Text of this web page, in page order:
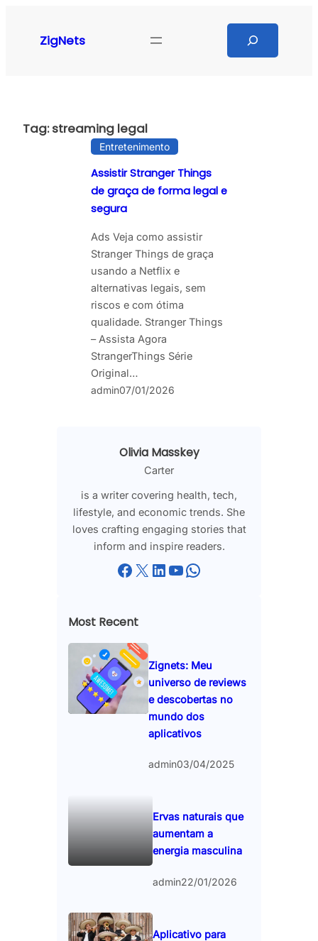
ZigNets
Tag:streaming legal
Entretenimento
Assistir Stranger Things
de graça de forma legal e
segura
Ads Veja como assistir
Stranger Things de graça
usando a Netflix e
alternativas legais, sem
riscos e com ótima
qualidade. Stranger Things
– Assista Agora
StrangerThings Série
Original…
admin07/01/2026
Olivia Masskey
Carter
is a writer covering health, tech,
lifestyle, and economic trends. She
loves crafting engaging stories that
inform and inspire readers.
Facebook X LinkedIn YouTube WhatsApp
Most Recent
Zignets: Meu
universo de reviews
e descobertas no
mundo dos
aplicativos
admin03/04/2025
Ervas naturais que
aumentam a
energia masculina
admin22/01/2026
Aplicativo para